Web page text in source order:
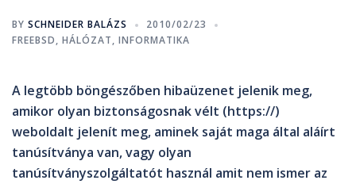
BY SCHNEIDER BALÁZS
2010/02/23
FREEBSD, HÁLÓZAT, INFORMATIKA
A legtöbb böngészőben hibaüzenet jelenik meg,
amikor olyan biztonságosnak vélt (https://)
weboldalt jelenít meg, aminek saját maga által aláírt
tanúsítványa van, vagy olyan
tanúsítványszolgáltatót használ amit nem ismer az